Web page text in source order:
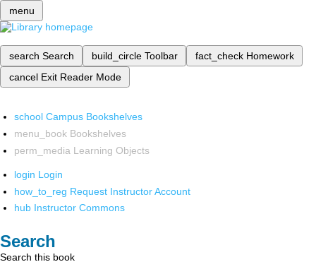
menu
search Search build_circle Toolbar fact_check Homework
cancel Exit Reader Mode
school Campus Bookshelves
menu_book Bookshelves
perm_media Learning Objects
login Login
how_to_reg Request Instructor Account
hub Instructor Commons
Search
Search this book